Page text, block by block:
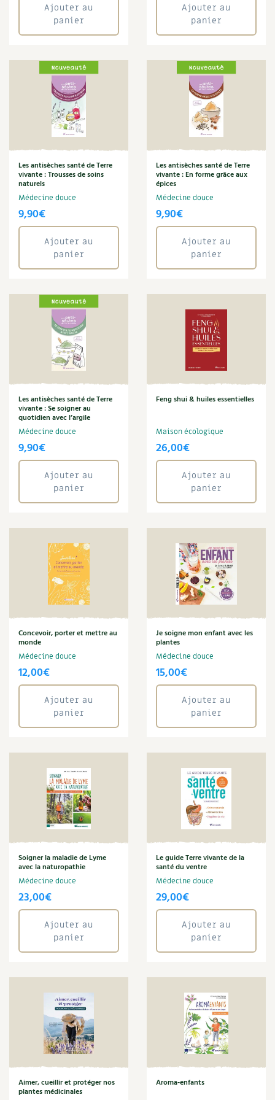
Recettes végétariennes et vegan
Conception et gros oeuvre
Matériaux écologiques
Gestion de l’eau
Décoration et petit bricolage
Santé et bien-être
Soins et cosmétiques au naturel
Société et alternatives
Vivre l’écologie
Autonomie
Enfants
Actions pour la planète
Carnets de saison
Compléments
Actualités
Conseils vidéo des
Tous au jardin ! avec Pascal
La vie secrète du jardin
BD : La folle histoire des plantes
Trucs & astuces
Trocs & petites annonces
Appels à témoignage
Bonnes adresses
Liste des pépiniéristes
Mieux consommer
Maux
Pharmacie naturelle
Plantes médicinales
Plantes sauvages
Annuler les filtres
Ajouter au
panier
Ajouter au
panier
Les antisèches santé de Terre
vivante : Trousses de soins
naturels
Médecine douce
9,90€
Ajouter au
panier
Les antisèches santé de Terre
vivante : En forme grâce aux
épices
Médecine douce
9,90€
Ajouter au
panier
Les antisèches santé de Terre
vivante : Se soigner au
quotidien avec l’argile
Médecine douce
9,90€
Ajouter au
panier
Feng shui & huiles essentielles
Maison écologique
26,00€
Ajouter au
panier
Concevoir, porter et mettre au
monde
Médecine douce
12,00€
Ajouter au
panier
Je soigne mon enfant avec les
plantes
Médecine douce
15,00€
Ajouter au
panier
Soigner la maladie de Lyme
avec la naturopathie
Médecine douce
23,00€
Ajouter au
panier
Le guide Terre vivante de la
santé du ventre
Médecine douce
29,00€
Ajouter au
panier
Aimer, cueillir et protéger nos
plantes médicinales
Aroma-enfants